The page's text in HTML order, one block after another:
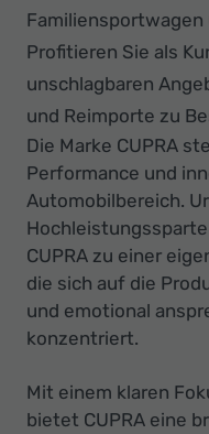
Familiensportwagen
Profitieren Sie als
unschlagbaren
und Reimporte zu
Die Marke CUPRA
Performance und
Automobilbereich.
CUPRA zu einer
die sich auf die
und emotional
konzentriert.
Mit einem klaren
bietet CUPRA eine